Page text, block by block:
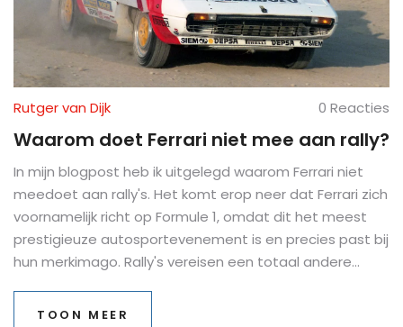
Rutger van Dijk 0 Reacties
Waarom doet Ferrari niet mee aan rally?
In mijn blogpost heb ik uitgelegd waarom Ferrari niet
meedoet aan rally's. Het komt erop neer dat Ferrari zich
voornamelijk richt op Formule 1, omdat dit het meest
prestigieuze autosportevenement is en precies past bij
hun merkimago. Rally's vereisen een totaal andere
met de expertise van Ferrari. Bovendien zijn de
TOON MEER